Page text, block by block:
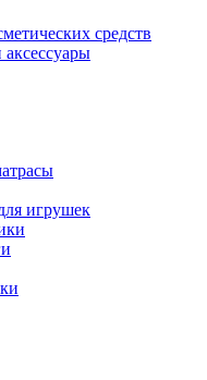
средств
игрушек